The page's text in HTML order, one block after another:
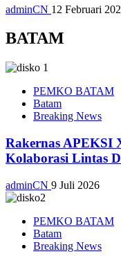
adminCN 12 Februari
BATAM
PEMKO BATAM
Batam
Breaking News
Rakernas APEKSI
Kolaborasi Lintas
adminCN 9 Juli 2026
PEMKO BATAM
Batam
Breaking News